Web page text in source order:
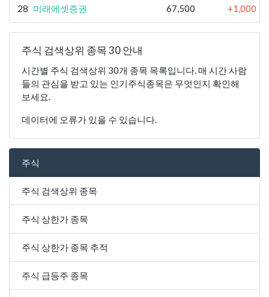
28 미래에셋증권 67,500 +1,000
주식 검색상위 종목 30 안내
시간별 주식 검색상위 30개 종목 목록입니다. 매 시간 사람
들의 관심을 받고 있는 인기주식종목은 무엇인지 확인해
보세요.
데이터에 오류가 있을 수 있습니다.
주식
주식 검색상위 종목
주식 상한가 종목
주식 상한가 종목 추적
주식 급등주 종목